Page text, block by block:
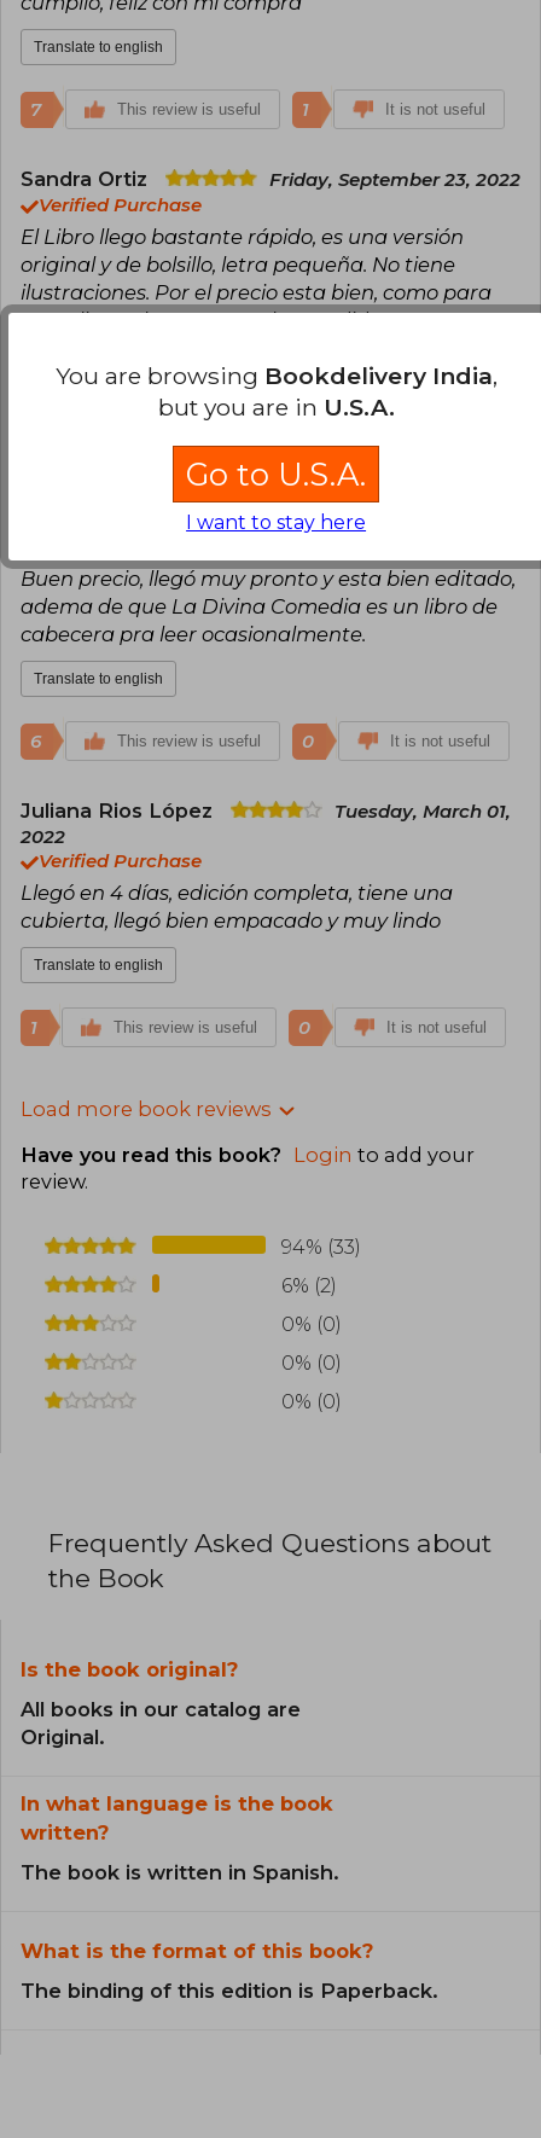
Translate to english
7 This review is useful 1 It is not useful
Sandra Ortiz
Friday, September 23, 2022
Verified Purchase
El Libro llego bastante rápido, es una versión
original y de bolsillo, letra pequeña. No tiene
ilustraciones. Por el precio esta bien, como para
cumplir con la tarea escolar. Medidas: 12x18x3.5.
Translate to english
Monday, November 08,
Buen precio, llegó muy pronto y esta bien editado,
adema de que La Divina Comedia es un libro de
cabecera pra leer ocasionalmente.
Translate to english
6 This review is useful 0 It is not useful
Juliana Rios López
Tuesday, March 01,
2022
Verified Purchase
Llegó en 4 días, edición completa, tiene una
cubierta, llegó bien empacado y muy lindo
Translate to english
1 This review is useful 0 It is not useful
Load more book reviews
Have you read this book? Login to add your
review.
94% (33)
6% (2)
0% (0)
0% (0)
0% (0)
Frequently Asked Questions about
the Book
Is the book original?
All books in our catalog are
Original.
In what language is the book
written?
The book is written in Spanish.
What is the format of this book?
The binding of this edition is Paperback.
You are browsing Bookdelivery India,
but you are in U.S.A.
Go to U.S.A.
I want to stay here